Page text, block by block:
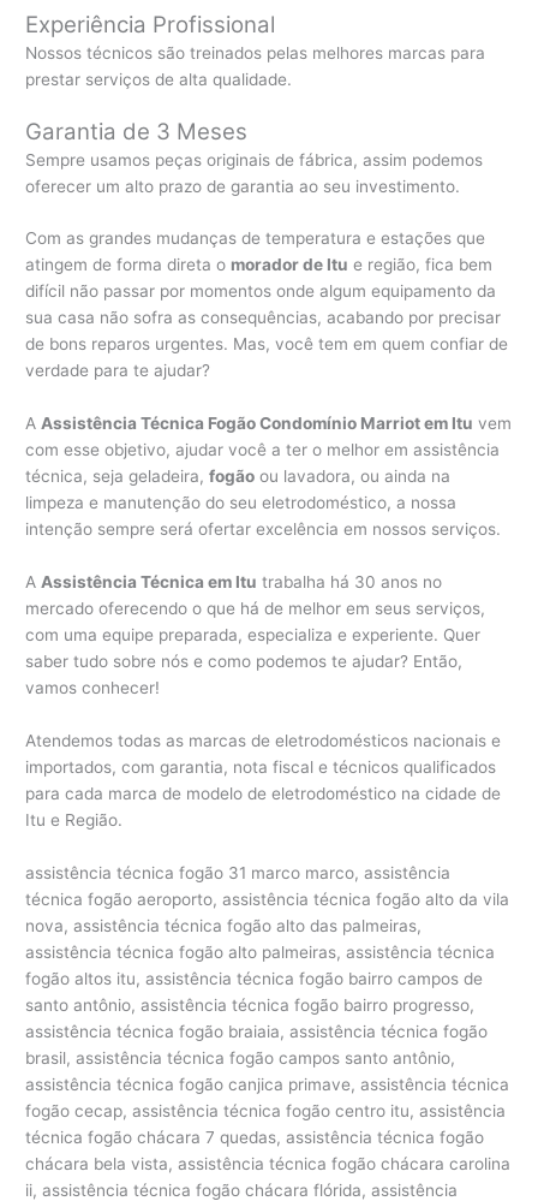
Experiência Profissional
Nossos técnicos são treinados pelas melhores marcas para
prestar serviços de alta qualidade.
Garantia de 3 Meses
Sempre usamos peças originais de fábrica, assim podemos
oferecer um alto prazo de garantia ao seu investimento.
Com as grandes mudanças de temperatura e estações que
atingem de forma direta o morador de Itu e região, fica bem
difícil não passar por momentos onde algum equipamento da
sua casa não sofra as consequências, acabando por precisar
de bons reparos urgentes. Mas, você tem em quem confiar de
verdade para te ajudar?
AAssistência Técnica Fogão Condomínio Marriot em Itu vem
com esse objetivo, ajudar você a ter o melhor em assistência
técnica, seja geladeira,fogão ou lavadora, ou ainda na
limpeza e manutenção do seu eletrodoméstico, a nossa
intenção sempre será ofertar excelência em nossos serviços.
A Assistência Técnica em Itu trabalha há 30 anos no
mercado oferecendo o que há de melhor em seus serviços,
com uma equipe preparada, especializa e experiente. Quer
saber tudo sobre nós e como podemos te ajudar? Então,
vamos conhecer!
Atendemos todas as marcas de eletrodomésticos nacionais e
importados, com garantia, nota fiscal e técnicos qualificados
para cada marca de modelo de eletrodoméstico na cidade de
Itu e Região.
assistência técnica fogão 31 marco marco, assistência
técnica fogão aeroporto, assistência técnica fogão alto da vila
nova, assistência técnica fogão alto das palmeiras,
assistência técnica fogão alto palmeiras, assistência técnica
fogão altos itu, assistência técnica fogão bairro campos de
santo antônio, assistência técnica fogão bairro progresso,
assistência técnica fogão braiaia, assistência técnica fogão
brasil, assistência técnica fogão campos santo antônio,
assistência técnica fogão canjica primave, assistência técnica
fogão cecap, assistência técnica fogão centro itu, assistência
técnica fogão chácara 7 quedas, assistência técnica fogão
chácara bela vista, assistência técnica fogão chácara carolina
ii, assistência técnica fogão chácara flórida, assistência